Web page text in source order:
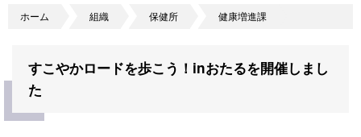
ホーム 組織 保健所 健康増進課
すこやかロードを歩こう！inおたるを開催しまし
た